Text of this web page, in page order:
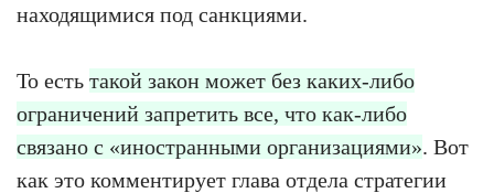
находящимися под санкциями.
То есть такой закон может без каких-либо
ограничений запретить все, что как-либо
связано с «иностранными организациями». Вот
как это комментирует глава отдела стратегии